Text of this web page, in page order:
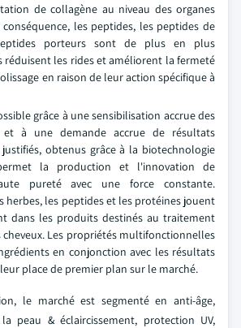
de collagène au niveau des organes
les peptides, les peptides de
porteurs sont de plus en plus
réduisent les rides et améliorent la fermeté
en raison de leur action spécifique à
grâce à une sensibilisation accrue des
et à une demande accrue de résultats
obtenus grâce à la biotechnologie
la production et l'innovation de
pureté avec une force constante.
herbes, les peptides et les protéines jouent
dans les produits destinés au traitement
cheveux. Les propriétés multifonctionnelles
en conjonction avec les résultats
place de premier plan sur le marché.
le marché est segmenté en anti-âge,
peau & éclaircissement, protection UV,